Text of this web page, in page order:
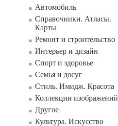
Автомобиль
Справочники. Атласы.
Карты
Ремонт и строительство
Интерьер и дизайн
Спорт и здоровье
Семья и досуг
Стиль. Имидж. Красота
Коллекции изображений
Другое
Культура. Искусство